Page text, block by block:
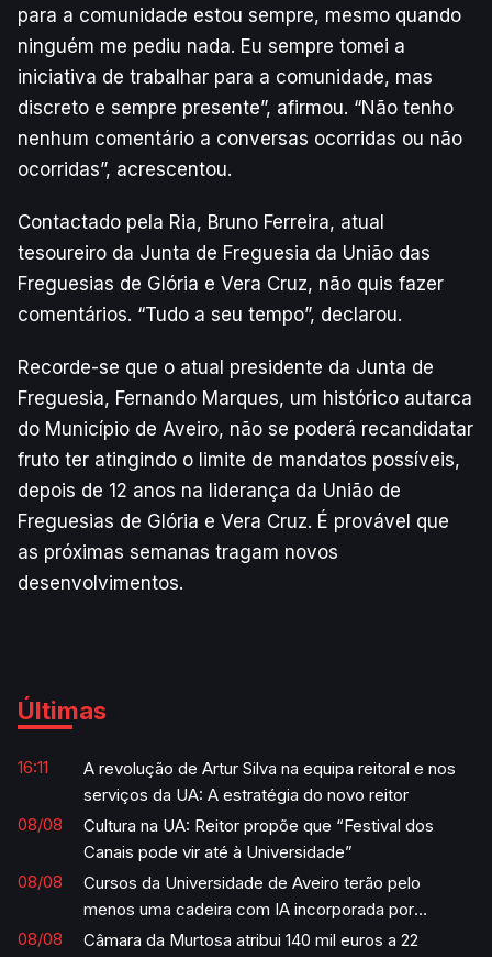
para a comunidade estou sempre, mesmo quando
ninguém me pediu nada. Eu sempre tomei a
iniciativa de trabalhar para a comunidade, mas
discreto e sempre presente”, afirmou. “Não tenho
nenhum comentário a conversas ocorridas ou não
ocorridas”, acrescentou.
Contactado pela Ria, Bruno Ferreira, atual
tesoureiro da Junta de Freguesia da União das
Freguesias de Glória e Vera Cruz, não quis fazer
comentários. “Tudo a seu tempo”, declarou.
Recorde-se que o atual presidente da Junta de
Freguesia, Fernando Marques, um histórico autarca
do Município de Aveiro, não se poderá recandidatar
fruto ter atingindo o limite de mandatos possíveis,
depois de 12 anos na liderança da União de
Freguesias de Glória e Vera Cruz. É provável que
as próximas semanas tragam novos
desenvolvimentos.
Últimas
16:11
A revolução de Artur Silva na equipa reitoral e nos
serviços da UA: A estratégia do novo reitor
08/08
Cultura na UA: Reitor propõe que “Festival dos
Canais pode vir até à Universidade”
08/08
Cursos da Universidade de Aveiro terão pelo
menos uma cadeira com IA incorporada por
semestre
08/08
Câmara da Murtosa atribui 140 mil euros a 22